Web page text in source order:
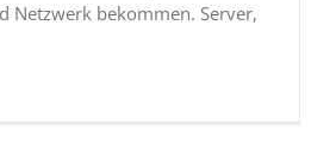
Netzwerk bekommen. Server,